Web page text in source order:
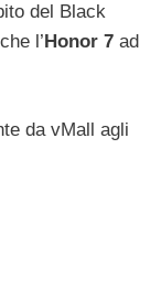
del Black
l’Honor 7 ad
da vMall agli